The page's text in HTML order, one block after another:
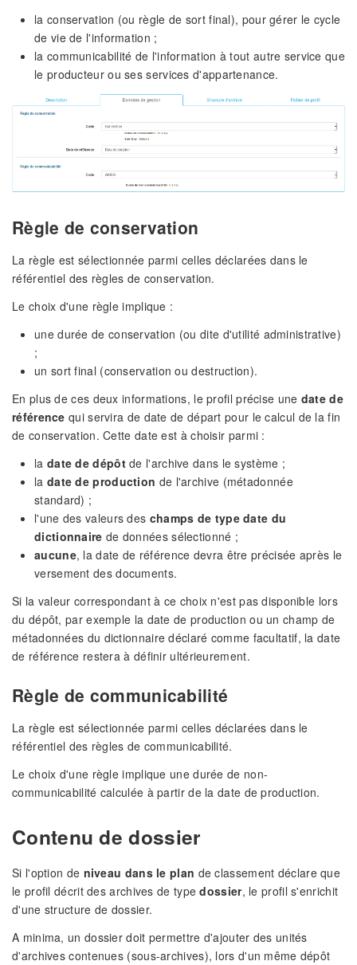
la conservation (ou règle de sort final), pour gérer le cycle
de vie de l'information ;
la communicabilité de l'information à tout autre service que
le producteur ou ses services d'appartenance.
Règle de conservation
La règle est sélectionnée parmi celles déclarées dans le
référentiel des règles de conservation.
Le choix d'une règle implique :
une durée de conservation (ou dite d'utilité administrative)
;
un sort final (conservation ou destruction).
En plus de ces deux informations, le profil précise une date de
référence qui servira de date de départ pour le calcul de la fin
de conservation. Cette date est à choisir parmi :
la date de dépôtde l'archive dans le système ;
la date de production de l'archive (métadonnée
standard) ;
l'une des valeurs des champs de type date du
dictionnaire de données sélectionné ;
aucune, la date de référence devra être précisée après le
versement des documents.
Si la valeur correspondant à ce choix n'est pas disponible lors
du dépôt, par exemple la date de production ou un champ de
métadonnées du dictionnaire déclaré comme facultatif, la date
de référence restera à définir ultérieurement.
Règle de communicabilité
La règle est sélectionnée parmi celles déclarées dans le
référentiel des règles de communicabilité.
Le choix d'une règle implique une durée de non-
communicabilité calculée à partir de la date de production.
Contenu de dossier
Si l'option de niveau dans le plan de classement déclare que
le profil décrit des archives de typedossier, le profil s'enrichit
d'une structure de dossier.
A minima, un dossier doit permettre d'ajouter des unités
d'archives contenues (sous-archives), lors d'un même dépôt